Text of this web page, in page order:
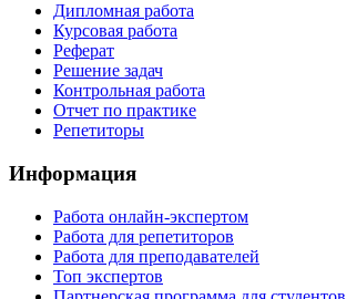
Дипломная работа
Курсовая работа
Реферат
Решение задач
Контрольная работа
Отчет по практике
Репетиторы
Информация
Работа онлайн-экспертом
Работа для репетиторов
Работа для преподавателей
Топ экспертов